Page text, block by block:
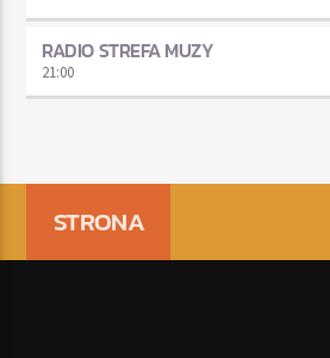
RADIO STREFA MUZY
21:00
STRONA